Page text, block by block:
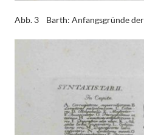
Abb. 3 Barth: Anfangsgründe